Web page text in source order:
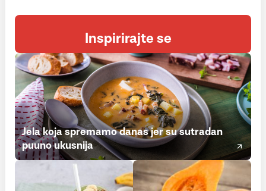
Inspirirajte se
Jela koja spremamo danas jer su sutradan
puuno ukusnija